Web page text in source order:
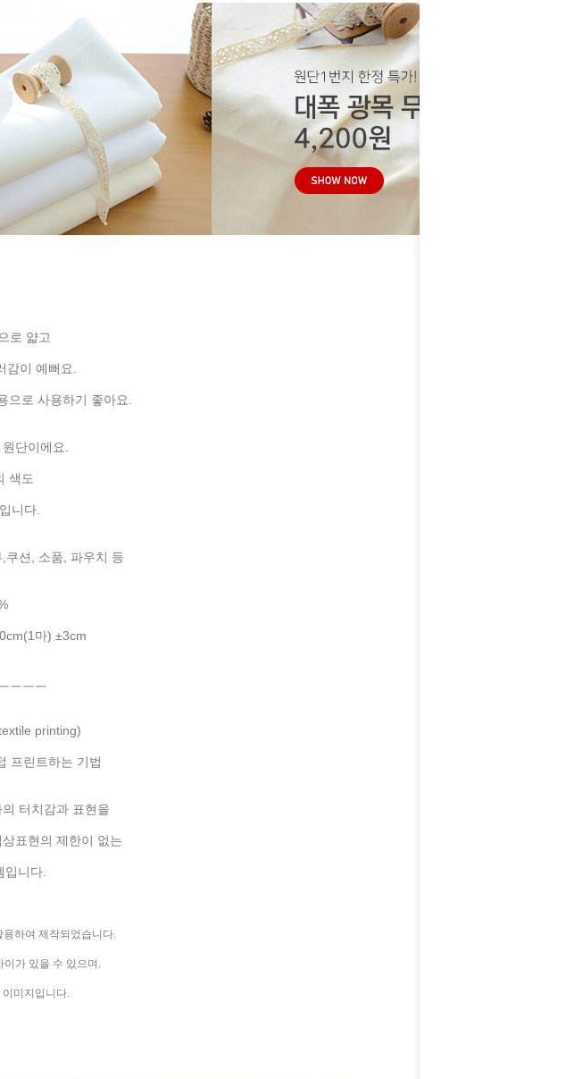
로 얇고
감이 예뻐요.
으로 사용하기 좋아요.
단이에요.
색도
니다.
쿠션, 소품, 파우치 등
마) ±3cm
ㅡㅡㅡ
printing)
프린트하는 기법
터치감과 표현을
표현의 제한이 없는
니다.
하여 제작되었습니다.
가 있을 수 있으며.
미지입니다.